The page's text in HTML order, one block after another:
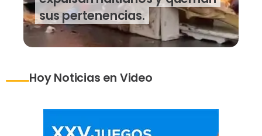
sus pertenencias.
Hoy Noticias en Video